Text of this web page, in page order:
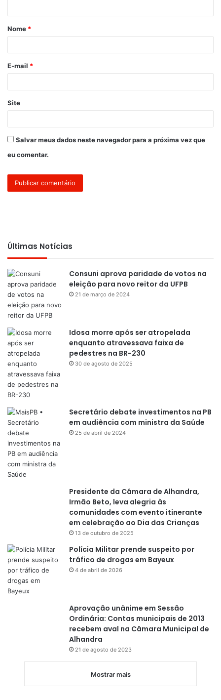
á
r
*
Nome *
E-mail *
Site
Salvar meus dados neste navegador para a próxima vez que
eu comentar.
Últimas Notícias
Consuni aprova paridade de votos na
eleição para novo reitor da UFPB
21 de março de 2024
Idosa morre após ser atropelada
enquanto atravessava faixa de
pedestres na BR-230
30 de agosto de 2025
Secretário debate investimentos na PB
em audiência com ministra da Saúde
25 de abril de 2024
Presidente da Câmara de Alhandra,
Irmão Beto, leva alegria às
comunidades com evento itinerante
em celebração ao Dia das Crianças
13 de outubro de 2025
Polícia Militar prende suspeito por
tráfico de drogas em Bayeux
4 de abril de 2026
Aprovação unânime em Sessão
Ordinária: Contas municipais de 2013
recebem aval na Câmara Municipal de
Alhandra
21 de agosto de 2023
Mostrar mais